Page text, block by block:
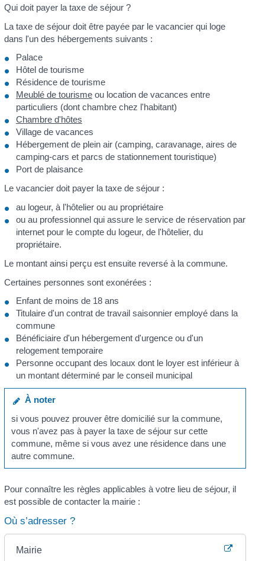
Qui doit payer la taxe de séjour ?
La taxe de séjour doit être payée par le vacancier qui loge
dans l'un des hébergements suivants :
Palace
Hôtel de tourisme
Résidence de tourisme
Meublé de tourismeou location de vacances entre
particuliers (dont chambre chez l'habitant)
Chambre d'hôtes
Village de vacances
Hébergement de plein air (camping, caravanage, aires de
camping-cars et parcs de stationnement touristique)
Port de plaisance
Le vacancier doit payer la taxe de séjour :
au logeur, à l'hôtelier ou au propriétaire
ou au professionnel qui assure le service de réservation par
internet pour le compte du logeur, de l'hôtelier, du
propriétaire.
Le montant ainsi perçu est ensuite reversé à la commune.
Certaines personnes sont exonérées :
Enfant de moins de 18 ans
Titulaire d'un contrat de travail saisonnier employé dans la
commune
Bénéficiaire d'un hébergement d'urgence ou d'un
relogement temporaire
Personne occupant des locaux dont le loyer est inférieur à
un montant déterminé par le conseil municipal
À noter
si vous pouvez prouver être domicilié sur la commune,
vous n'avez pas à payer la taxe de séjour sur cette
commune, même si vous avez une résidence dans une
autre commune.
Pour connaître les règles applicables à votre lieu de séjour, il
est possible de contacter la mairie :
Où s’adresser ?
Mairie